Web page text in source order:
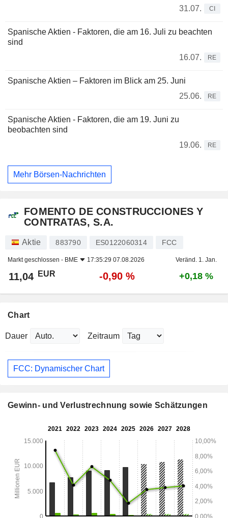
31.07.
CI
Spanische Aktien - Faktoren, die am 16. Juli zu beachten
sind
16.07.
RE
Spanische Aktien – Faktoren im Blick am 25. Juni
25.06.
RE
Spanische Aktien - Faktoren, die am 19. Juni zu
beobachten sind
19.06.
RE
Mehr Börsen-Nachrichten
FOMENTO DE CONSTRUCCIONES Y
CONTRATAS, S.A.
Aktie 883790 ES0122060314 FCC
Markt geschlossen - BME 17:35:29 07.08.2026 Veränd. 1. Jan.
11,04 EUR -0,90 % +0,18 %
Chart
Dauer Zeitraum
FCC: Dynamischer Chart
Gewinn- und Verlustrechnung sowie Schätzungen